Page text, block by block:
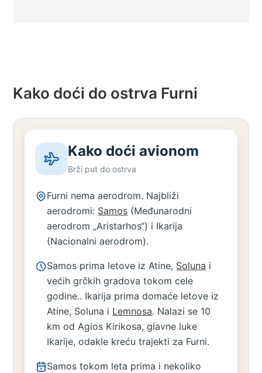
Kako doći do ostrva Furni
Kako doći avionom
Brži put do ostrva
Furni nema aerodrom. Najbliži
aerodromi: Samos (Međunarodni
aerodrom „Aristarhos“) i Ikarija
(Nacionalni aerodrom).
Samos prima letove iz Atine, Soluna i
većih grčkih gradova tokom cele
godine.. Ikarija prima domaće letove iz
Atine, Soluna i Lemnosa. Nalazi se 10
km od Agios Kirikosa, glavne luke
Ikarije, odakle kreću trajekti za Furni.
Samos tokom leta prima i nekoliko